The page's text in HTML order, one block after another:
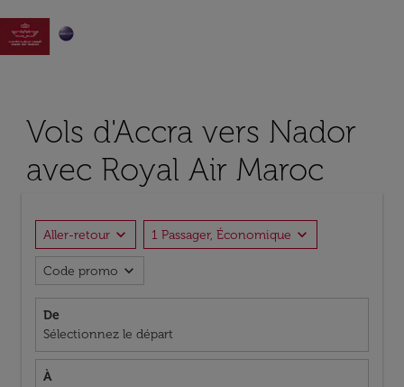

Vols d'Accra vers Nador
avec Royal Air Maroc
Aller-retour expand_more 1 Passager, Économique expand_more
Code promo expand_more
De
Sélectionnez le départ
À